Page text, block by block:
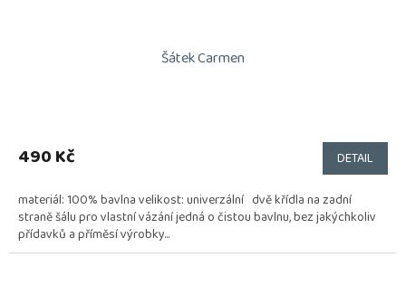
Šátek Carmen
490 Kč DETAIL
materiál: 100% bavlna velikost: univerzální dvě křídla na zadní
straně šálu pro vlastní vázání jedná o čistou bavlnu, bez jakýchkoliv
přídavků a příměsí výrobky...